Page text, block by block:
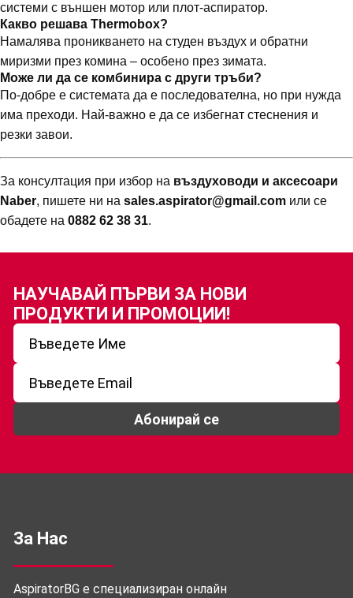
системи с външен мотор или плот-аспиратор.
Какво решава Thermobox?
Намалява проникването на студен въздух и обратни
миризми през комина – особено през зимата.
Може ли да се комбинира с други тръби?
По-добре е системата да е последователна, но при нужда
има преходи. Най-важно е да се избегнат стеснения и
резки завои.
За консултация при избор на въздуховоди и аксесоари
Naber, пишете ни на sales.aspirator@gmail.com или се
обадете на 0882 62 38 31.
НАУЧАВАЙ ПЪРВИ ЗА НОВИ
ПРОДУКТИ И ПРОМОЦИИ!
Абонирай се
За Нас
AspiratorBG е специализиран онлайн